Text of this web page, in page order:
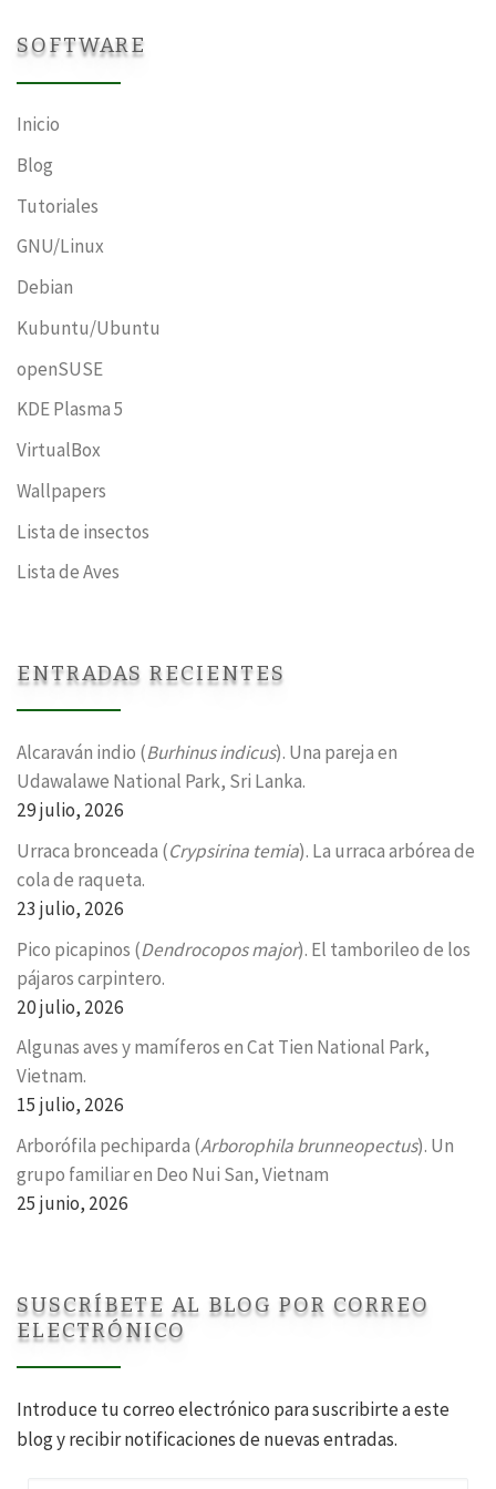
SOFTWARE
Inicio
Blog
Tutoriales
GNU/Linux
Debian
Kubuntu/Ubuntu
openSUSE
KDE Plasma 5
VirtualBox
Wallpapers
Lista de insectos
Lista de Aves
ENTRADAS RECIENTES
Alcaraván indio (Burhinus indicus). Una pareja en
Udawalawe National Park, Sri Lanka.
29 julio, 2026
Urraca bronceada (Crypsirina temia). La urraca arbórea de
cola de raqueta.
23 julio, 2026
Pico picapinos (Dendrocopos major). El tamborileo de los
pájaros carpintero.
20 julio, 2026
Algunas aves y mamíferos en Cat Tien National Park,
Vietnam.
15 julio, 2026
Arborófila pechiparda (Arborophila brunneopectus). Un
grupo familiar en Deo Nui San, Vietnam
25 junio, 2026
SUSCRÍBETE AL BLOG POR CORREO
ELECTRÓNICO
Introduce tu correo electrónico para suscribirte a este
blog y recibir notificaciones de nuevas entradas.